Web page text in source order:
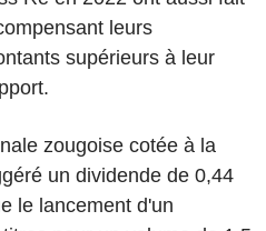
leurs
supérieurs à leur
zougoise cotée à la
un dividende de 0,44
le lancement d'un